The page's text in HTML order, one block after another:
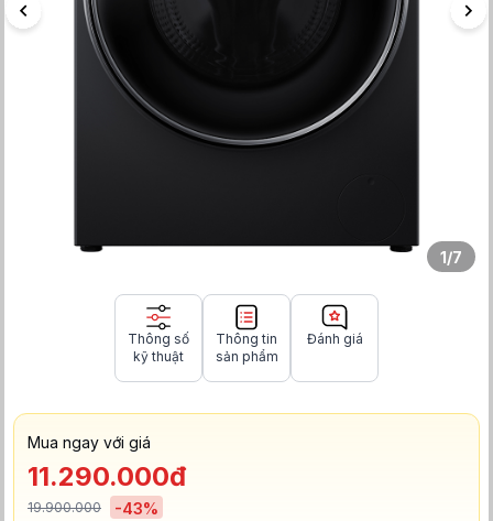
1/7
Thông số
kỹ thuật
Thông tin
sản phẩm
Đánh giá
Mua ngay với giá
11.290.000đ
19.900.000 -43%